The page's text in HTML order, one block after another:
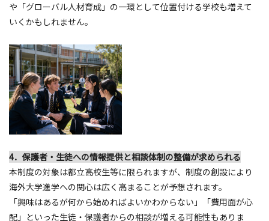
や「グローバル人材育成」の一環として位置付ける学校も増えて
いくかもしれません。
4．保護者・生徒への情報提供と相談体制の整備が求められる
本制度の対象は都立高校生等に限られますが、制度の創設により
海外大学進学への関心は広く高まることが予想されます。
「興味はあるが何から始めればよいかわからない」「費用面が心
配」といった生徒・保護者からの相談が増える可能性もありま